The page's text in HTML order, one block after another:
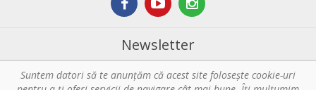
Newsletter
Abonare
Suntem datori să te anunţăm că acest site foloseşte cookie-uri